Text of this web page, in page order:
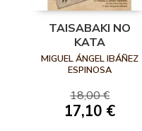
TAISABAKI NO
KATA
MIGUEL ÁNGEL IBÁÑEZ
ESPINOSA
18,00 €
17,10 €